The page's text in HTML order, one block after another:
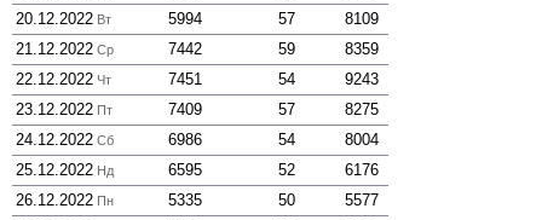
20.12.2022 Вт 5994 57
8109
21.12.2022 Ср 7442 59
8359
22.12.2022 Чт 7451 54
9243
23.12.2022 Пт 7409 57
8275
24.12.2022 Сб 6986 54
8004
25.12.2022 Нд 6595 52
6176
26.12.2022 Пн 5335 50
5577